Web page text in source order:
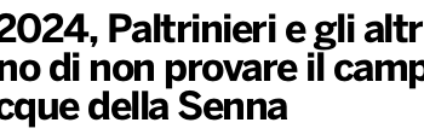
Paltrinieri e gli
di non provare il
della Senna